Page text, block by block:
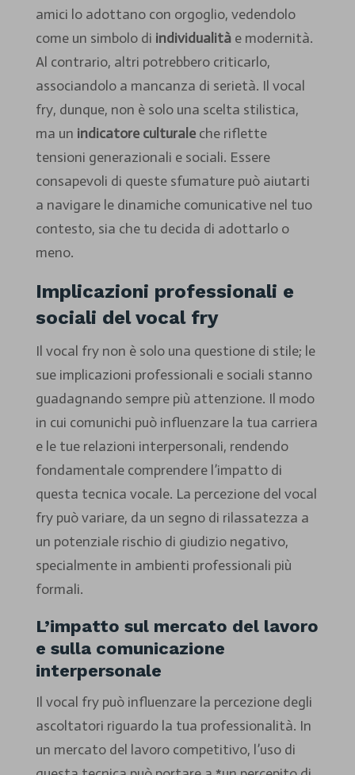
amici lo adottano con orgoglio, vedendolo
come un simbolo di individualitàe modernità.
Al contrario, altri potrebbero criticarlo,
associandolo a mancanza di serietà. Il vocal
fry, dunque, non è solo una scelta stilistica,
ma un indicatore culturaleche riflette
tensioni generazionali e sociali. Essere
consapevoli di queste sfumature può aiutarti
a navigare le dinamiche comunicative nel tuo
contesto, sia che tu decida di adottarlo o
meno.
Implicazioni professionali e
sociali del vocal fry
Il vocal fry non è solo una questione di stile; le
sue implicazioni professionali e sociali stanno
guadagnando sempre più attenzione. Il modo
in cui comunichi può influenzare la tua carriera
e le tue relazioni interpersonali, rendendo
fondamentale comprendere l’impatto di
questa tecnica vocale. La percezione del vocal
fry può variare, da un segno di rilassatezza a
un potenziale rischio di giudizio negativo,
specialmente in ambienti professionali più
formali.
L’impatto sul mercato del lavoro
e sulla comunicazione
interpersonale
Il vocal fry può influenzare la percezione degli
ascoltatori riguardo la tua professionalità. In
un mercato del lavoro competitivo, l’uso di